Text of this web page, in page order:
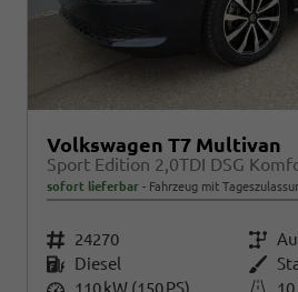
Volkswagen T7 Multivan
Sport Edition 2,0TDI DSG
sofort lieferbar Fahrzeug mit
Fahrzeugnr. 24270 Getriebe
Kraftstoff Diesel Außenfarbe
Leistung 110 kW (150 PS) Kilometerstand